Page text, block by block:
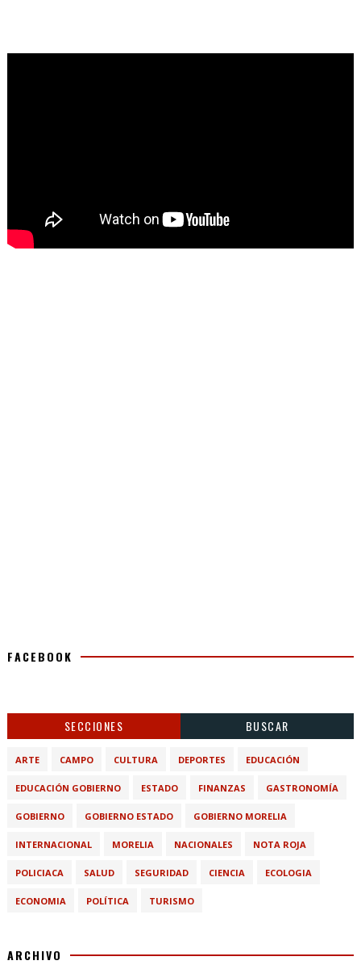
FACEBOOK
SECCIONES BUSCAR
ARTE CAMPO CULTURA DEPORTES EDUCACIÓN
EDUCACIÓN GOBIERNO ESTADO FINANZAS GASTRONOMÍA
GOBIERNO GOBIERNO ESTADO GOBIERNO MORELIA
INTERNACIONAL MORELIA NACIONALES NOTA ROJA
POLICIACA SALUD SEGURIDAD CIENCIA ECOLOGIA
ECONOMIA POLÍTICA TURISMO
ARCHIVO